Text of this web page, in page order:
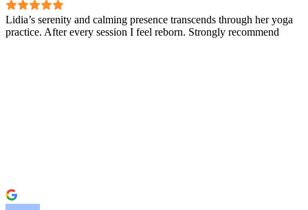
Lidia’s serenity and calming presence transcends through her yoga
practice. After every session I feel reborn. Strongly recommend